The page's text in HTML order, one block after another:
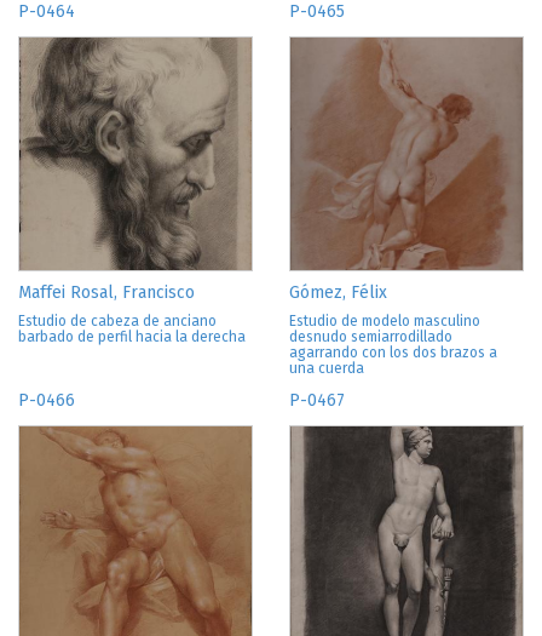
P-0464
Maffei Rosal, Francisco
Estudio de cabeza de anciano
barbado de perfil hacia la derecha
P-0465
Gómez, Félix
Estudio de modelo masculino
desnudo semiarrodillado
agarrando con los dos brazos a
una cuerda
P-0466 P-0467